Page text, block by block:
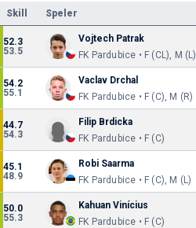
Skill Speler
52.3
53.5
Vojtech Patrak
FK Pardubice • F (CL), M (L)
54.2
55.1
Vaclav Drchal
FK Pardubice • F (C), M (R)
44.7
54.3
Filip Brdicka
FK Pardubice • F (C)
45.1
48.9
Robi Saarma
FK Pardubice • F (C), M (L)
50.0
55.3
Kahuan Vinícius
FK Pardubice • F (C)